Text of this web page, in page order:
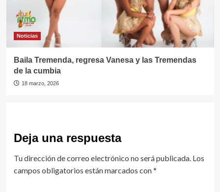
Noticias
Baila Tremenda, regresa Vanesa y las Tremendas
de la cumbia
18 marzo, 2026
Deja una respuesta
Tu dirección de correo electrónico no será publicada. Los
campos obligatorios están marcados con*